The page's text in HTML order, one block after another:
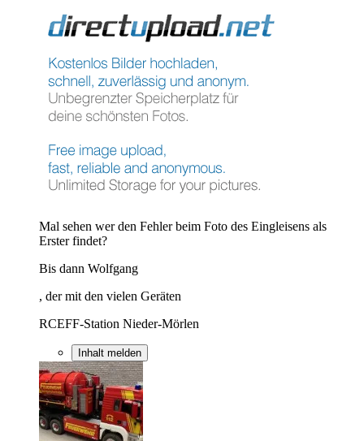
Mal sehen wer den Fehler beim Foto des Eingleisens als
Erster findet?
Bis dann Wolfgang
, der mit den vielen Geräten
RCEFF-Station Nieder-Mörlen
Inhalt melden